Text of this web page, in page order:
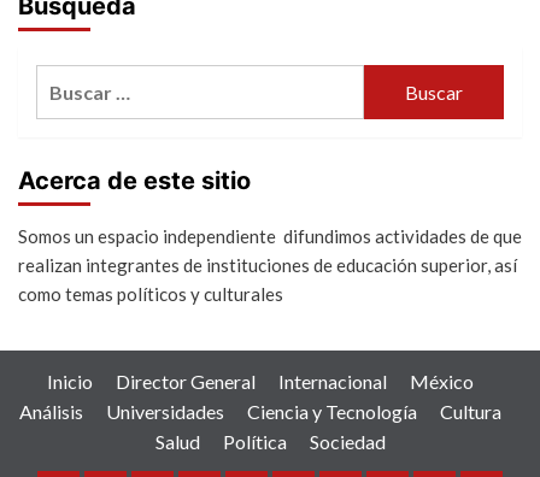
Búsqueda
Acerca de este sitio
Somos un espacio independiente difundimos actividades de que
realizan integrantes de instituciones de educación superior, así
como temas políticos y culturales
Inicio Director General Internacional
México
Análisis
Universidades Ciencia y Tecnología
Cultura
Salud
Política Sociedad